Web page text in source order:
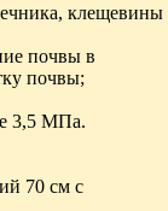
клещевины
почвы в
почвы;
3,5 МПа.
70 см с